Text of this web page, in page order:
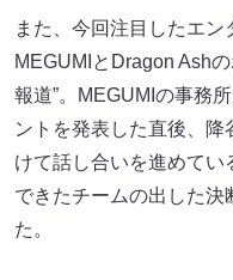
また、今回注目したエ
MEGUMIとDragon Ash
報道”。MEGUMIの事務
ントを発表した直後、
けて話し合いを進めて
できたチームの出した決
た。